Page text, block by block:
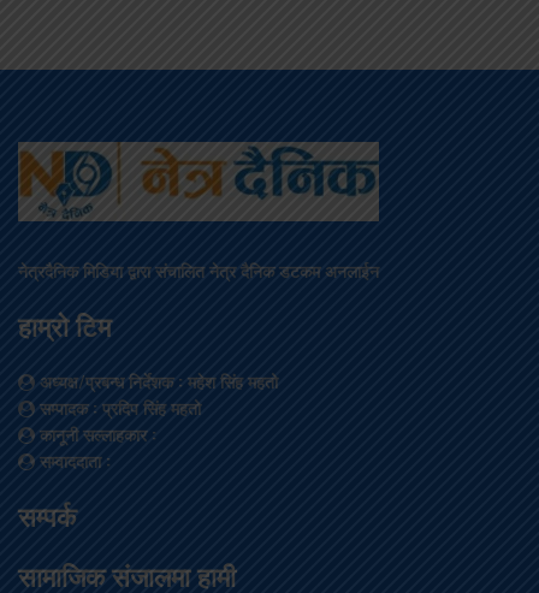
नेत्रदैनिक मिडिया द्वारा संचालित नेत्र दैनिक डटकम अनलाईन
हाम्रो टिम
अध्यक्ष/प्रबन्ध निर्देशक: महेश सिंह महतो
सम्पादक: प्रदिप सिंह महतो
कानूनी सल्लाहकार:
सम्वाददाता:
सम्पर्क
सामाजिक संजालमा हामी